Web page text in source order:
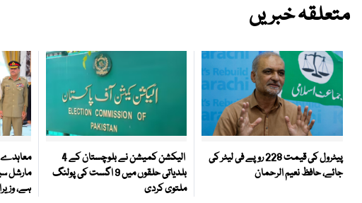
متعلقہ خبریں
پیٹرول کی قیمت 228 روپے فی لیٹر کی
جائے، حافظ نعیم الرحمان
الیکشن کمیشن نے بلوچستان کے 4
بلدیاتی حلقوں میں 9 اگست کی پولنگ
ملتوی کردی
معاہدے
مارشل
ہے،